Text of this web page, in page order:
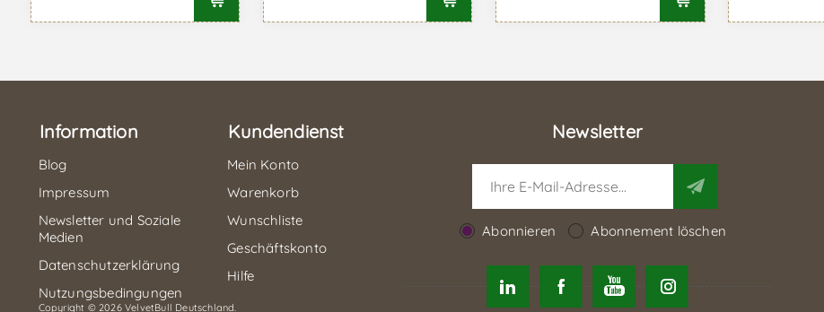
Information
Blog
Impressum
Newsletter und Soziale
Medien
Datenschutzerklärung
Nutzungsbedingungen
Kundendienst
Mein Konto
Warenkorb
Wunschliste
Geschäftskonto
Hilfe
Newsletter
Abonnieren Abonnement löschen
Copyright © 2026 VelvetBull Deutschland.